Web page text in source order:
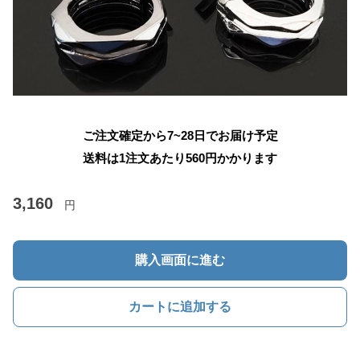
ご注文確定から7~28日でお届け予定
送料は1注文あたり560円かかります
3,160 円
購入画面に進む
カートに追加する